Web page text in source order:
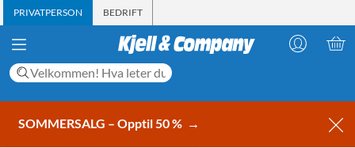
PRIVATPERSON BEDRIFT
SOMMERSALG – Opptil 50 % →